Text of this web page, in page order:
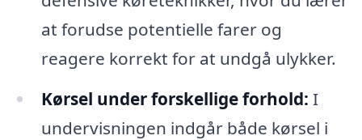
at forudse potentielle farer og
reagere korrekt for at undgå ulykker.
Kørsel under forskellige forhold: I
undervisningen indgår både kørsel i